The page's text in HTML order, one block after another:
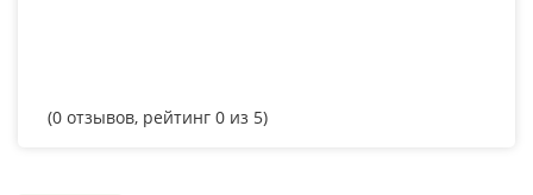
(0 отзывов, рейтинг 0 из 5)